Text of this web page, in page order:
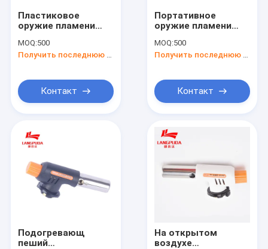
Пластиковое
оружие пламени
нержавеющей
стали ручки
MOQ:500
Контакт
Портативное
оружие пламени
факел бутана для
того чтобы
MOQ:500
Контакт
Подогревающ
пеший
На открытом
воздухе